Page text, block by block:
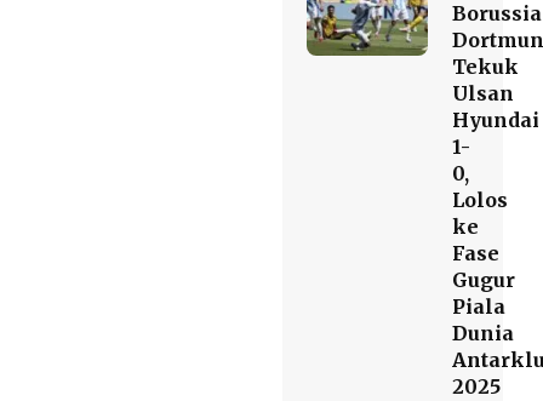
Borussia
Tekuk
Ulsan
Hyundai
1-
0,
Lolos
ke
Fase
Gugur
Piala
Dunia
2025